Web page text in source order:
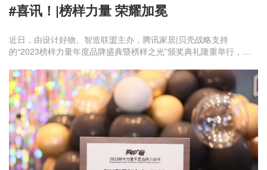
#喜讯！|榜样力量 荣耀加冕
近日，由设计好物、智造联盟主办，腾讯家居|贝壳战略支持
的“2023榜样力量年度品牌盛典暨榜样之光”颁奖典礼隆重举行，众